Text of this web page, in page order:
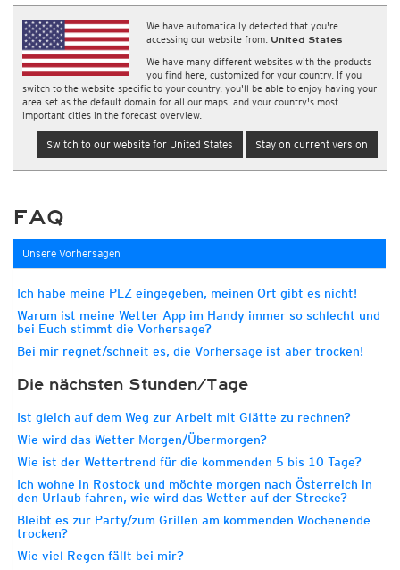
We have automatically detected that you're
accessing our website from: United States
We have many different websites with the products
you find here, customized for your country. If you
switch to the website specific to your country, you'll be able to enjoy having your
area set as the default domain for all our maps, and your country's most
important cities in the forecast overview.
Switch to our website for United States Stay on current version
FAQ
Unsere Vorhersagen
Ich habe meine PLZ eingegeben, meinen Ort gibt es nicht!
Warum ist meine Wetter App im Handy immer so schlecht und
bei Euch stimmt die Vorhersage?
Bei mir regnet/schneit es, die Vorhersage ist aber trocken!
Die nächsten Stunden/Tage
Ist gleich auf dem Weg zur Arbeit mit Glätte zu rechnen?
Wie wird das Wetter Morgen/Übermorgen?
Wie ist der Wettertrend für die kommenden 5 bis 10 Tage?
Ich wohne in Rostock und möchte morgen nach Österreich in
den Urlaub fahren, wie wird das Wetter auf der Strecke?
Bleibt es zur Party/zum Grillen am kommenden Wochenende
trocken?
Wie viel Regen fällt bei mir?